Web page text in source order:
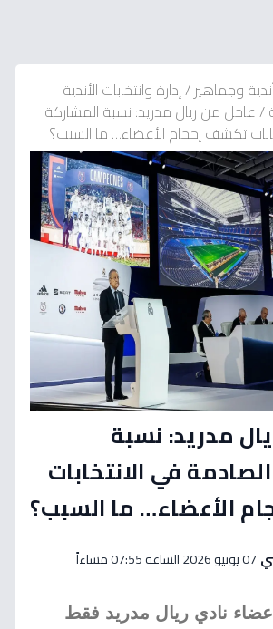
وجماهير /إدارة وانتخابات الأندية
/عاجل من ريال مدريد: نسبة المشاركة
تكشف إحجام الأعضاء… ما السبب؟
مدريد: نسبة
في الانتخابات
الأعضاء… ما السبب؟
07 يونيو 2026 الساعة 07:55 مساءاً
نادي ريال مدريد فقط